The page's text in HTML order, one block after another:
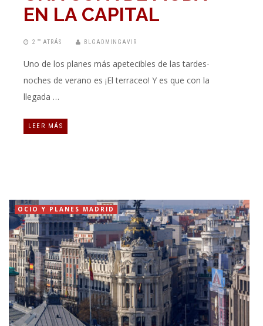
EN LA CAPITAL
2 “” ATRÁS BLGADMINGAVIR
Uno de los planes más apetecibles de las tardes-
noches de verano es ¡El terraceo! Y es que con la
llegada …
LEER MÁS
OCIO Y PLANES MADRID